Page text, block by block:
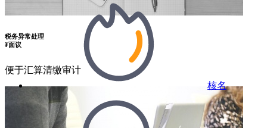
税务异常处理
¥面议
便于汇算清缴审计
核名